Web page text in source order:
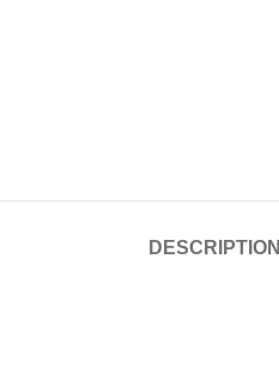
DESCRIPTION